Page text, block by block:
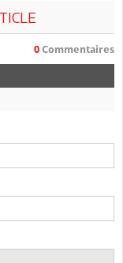
0 Commentaires